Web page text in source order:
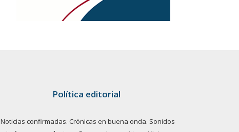
Política editorial
Noticias confirmadas. Crónicas en buena onda. Sonidos